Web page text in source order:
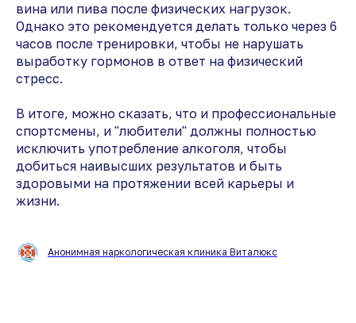
вина или пива после физических нагрузок.
Однако это рекомендуется делать только через 6
часов после тренировки, чтобы не нарушать
выработку гормонов в ответ на физический
стресс.
В итоге, можно сказать, что и профессиональные
спортсмены, и "любители" должны полностью
исключить употребление алкоголя, чтобы
добиться наивысших результатов и быть
здоровыми на протяжении всей карьеры и
жизни.
Анонимная наркологическая клиника Виталюкс